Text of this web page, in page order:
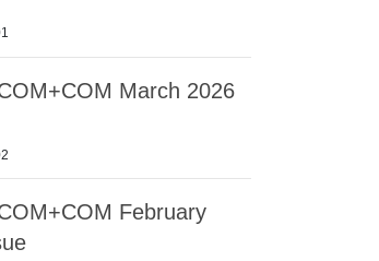
March 2026
February